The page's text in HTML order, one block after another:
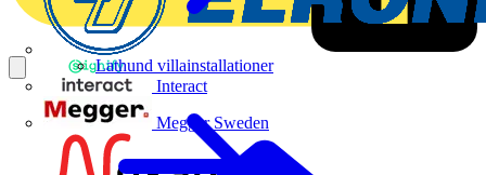
Interact
Megger Sweden
Lathund villainstallationer